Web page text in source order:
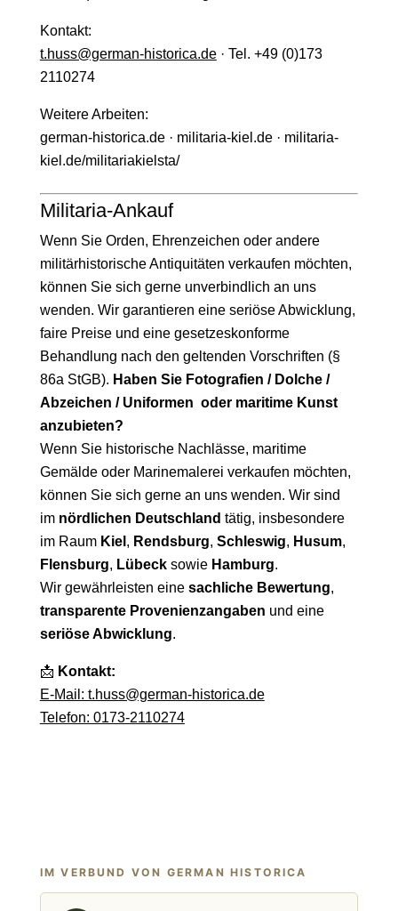
Kontakt:
t.huss@german-historica.de· Tel. +49 (0)173
2110274
Weitere Arbeiten:
german-historica.de · militaria-kiel.de · militaria-
kiel.de/militariakielsta/
Militaria-Ankauf
Wenn Sie Orden, Ehrenzeichen oder andere
militärhistorische Antiquitäten verkaufen möchten,
können Sie sich gerne unverbindlich an uns
wenden. Wir garantieren eine seriöse Abwicklung,
faire Preise und eine gesetzeskonforme
Behandlung nach den geltenden Vorschriften (§
86a StGB). Haben Sie Fotografien / Dolche /
Abzeichen / Uniformen oder maritime Kunst
anzubieten?
Wenn Sie historische Nachlässe, maritime
Gemälde oder Marinemalerei verkaufen möchten,
können Sie sich gerne an uns wenden. Wir sind
im nördlichen Deutschland tätig, insbesondere
im Raum Kiel , Rendsburg, Schleswig, Husum,
Flensburg, Lübecksowie Hamburg.
Wir gewährleisten eine sachliche Bewertung,
transparente Provenienzangaben und eine
seriöse Abwicklung.
📩 Kontakt:
E-Mail: t.huss@german-historica.de
Telefon: 0173-2110274
IM VERBUND VON GERMAN HISTORICA